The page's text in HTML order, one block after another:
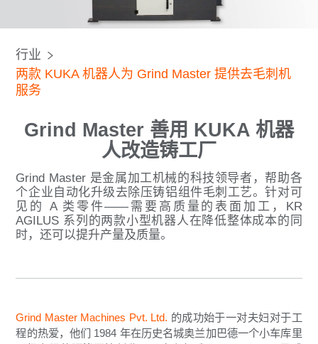
行业
两款 KUKA 机器人为 Grind Master 提供去毛刺机
服务
Grind Master 善用 KUKA 机器
人改造铸工厂
Grind Master 是金属加工机械的科技领导者，帮助各
个企业自动化升级去除压铸铝组件毛刺工艺。针对可
见的 A 类零件——需要高质量的表面加工，KR
AGILUS 系列的两款小型机器人在降低整体成本的同
时，还可以提升产量及质量。
Grind Master Machines Pvt. Ltd. 的成功始于一对夫妇对于工
程的热爱，他们 1984 年在历史名城奥兰加巴德一个小车库里